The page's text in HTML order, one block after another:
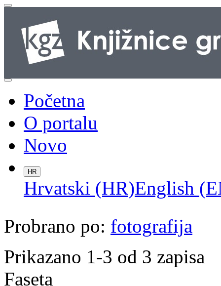
Početna
O portalu
Novo
HR
Hrvatski (HR)English
Probrano po: fotografija
Prikazano 1-3 od 3 zapisa
Faseta